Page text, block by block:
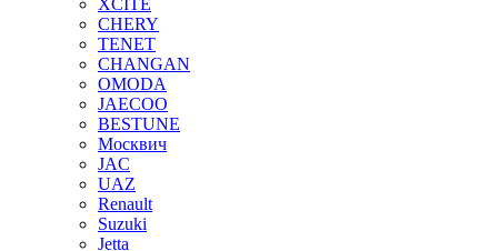
XCITE
CHERY
TENET
CHANGAN
OMODA
JAECOO
BESTUNE
Москвич
JAC
UAZ
Renault
Suzuki
Jetta